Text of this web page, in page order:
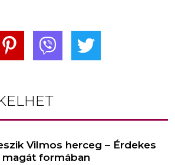
Vilmos herceg – Érdekes
formában